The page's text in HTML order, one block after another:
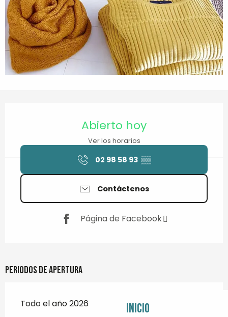
Inicio
Abierto hoy
Ver los horarios
02 98 58 93 ▒▒
Contáctenos
Página de Facebook
Periodos de apertura
Todo el año 2026